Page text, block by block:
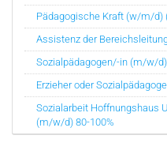
Pädagogische Kraft (w/m/d)
Assistenz der
Sozialpädagogen/-in (m/w/d)
Erzieher oder
Sozialarbeit Hoffnungshaus
(m/w/d) 80-100%